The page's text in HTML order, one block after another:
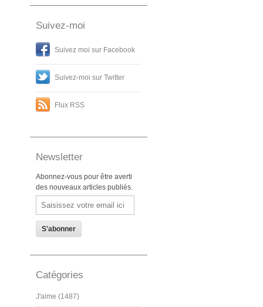
Suivez-moi
Suivez moi sur Facebook
Suivez-moi sur Twitter
Flux RSS
Newsletter
Abonnez-vous pour être averti
des nouveaux articles publiés.
Email
Catégories
J'aime (1487)